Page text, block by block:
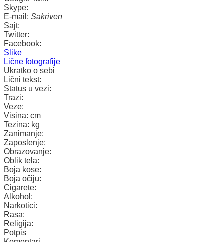
Skype:
E-mail: Sakriven
Sajt:
Twitter:
Facebook:
Slike
Lične fotografije
Ukratko o sebi
Lični tekst:
Status u vezi:
Trazi:
Veze:
Visina: cm
Tezina: kg
Zanimanje:
Zaposlenje:
Obrazovanje:
Oblik tela:
Boja kose:
Boja očiju:
Cigarete:
Alkohol:
Narkotici:
Rasa:
Religija:
Potpis